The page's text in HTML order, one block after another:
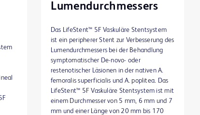
in
Lutonix™ Medikamentenbeschichteter
LifeStent™ 5F Vaskuläres Stentsystem
Lumendurchmessers
Das LifeStent™ 5F Vaskuläre Stentsystem
ist ein peripherer Stent zur Verbesserung des
Lumendurchmessers bei der Behandlung
symptomatischer De-novo- oder
restenotischer Läsionen in der nativen A.
femoralis superficialis und A. poplitea. Das
LifeStent™ 5F Vaskuläre Stentsystem ist mit
einem Durchmesser von 5 mm, 6 mm und 7
mm und einer Länge von 20 mm bis 170